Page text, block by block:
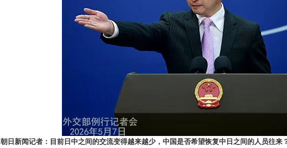
朝日新闻记者：目前日中之间的交流变得越来越少，中国是否希望恢复中日之间的人员往来